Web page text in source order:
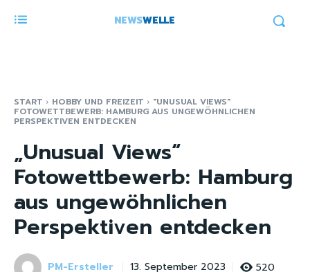
NEWSWELLE
START HOBBY UND FREIZEIT "UNUSUAL VIEWS"
FOTOWETTBEWERB: HAMBURG AUS UNGEWÖHNLICHEN
PERSPEKTIVEN ENTDECKEN
„Unusual Views“
Fotowettbewerb: Hamburg
aus ungewöhnlichen
Perspektiven entdecken
PM-Ersteller 13. September 2023 520